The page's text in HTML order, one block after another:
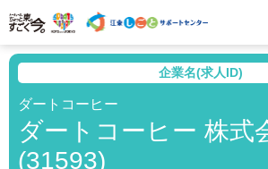
企業名(求人ID)
ダートコーヒー
ダートコーヒー 株式
(31593)